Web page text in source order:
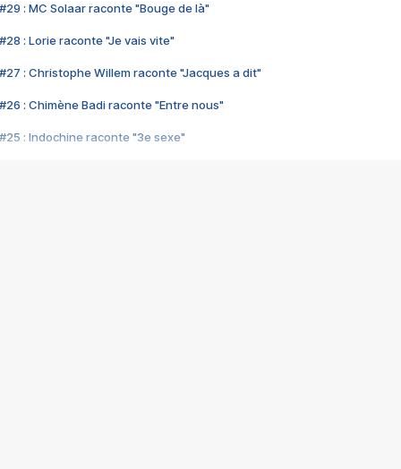
#29 : MC Solaar raconte "Bouge de là"
#28 : Lorie raconte "Je vais vite"
#27 : Christophe Willem raconte "Jacques a dit"
#26 : Chimène Badi raconte "Entre nous"
#25 : Indochine raconte "3e sexe"